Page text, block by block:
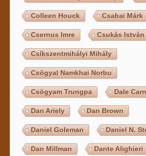
Colleen Houck Csabai Márk
Csernus Imre Csukás István
Csíkszentmihályi Mihály
Csögyal Namkhai Norbu
Csögyam Trungpa Dale
Dan Ariely Dan Brown
Daniel Goleman Daniel N.
Dan Millman Dante Alighieri